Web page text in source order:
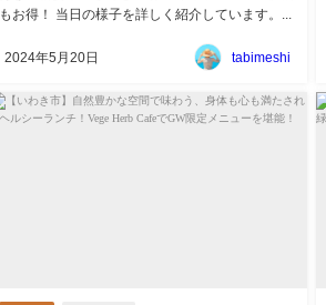
もお得！ 当日の様子を詳しく紹介しています。...
2024年5月20日 tabimeshi